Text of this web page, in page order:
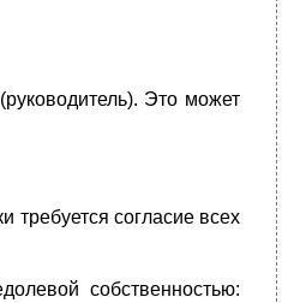
Это может
требуется согласие всех
собственностью: